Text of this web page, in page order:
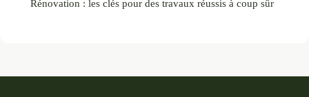
Rénovation : les clés pour des travaux réussis à coup sûr